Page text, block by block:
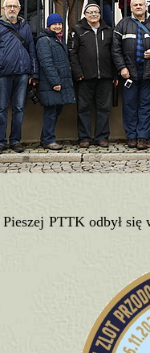
PTTK odbył